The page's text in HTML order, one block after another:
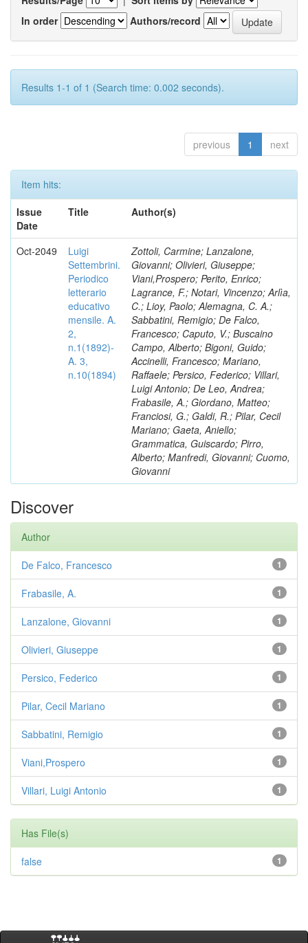
In order
Authors/record
Results 1-1 of 1 (Search time: 0.002 seconds).
previous 1 next
Item hits:
Issue
Date
Title Author(s)
Oct-2049
Luigi
Settembrini.
Periodico
letterario
educativo
mensile. A.
2,
n.1(1892)-
A. 3,
n.10(1894)
Zottoli, Carmine; Lanzalone,
Giovanni; Olivieri, Giuseppe;
Viani,Prospero; Perito, Enrico;
Lagrance, F.; Notari, Vincenzo; Arlìa,
C.; Lioy, Paolo; Alemagna, C. A.;
Sabbatini, Remigio; De Falco,
Francesco; Caputo, V.; Buscaino
Campo, Alberto; Bigoni, Guido;
Accinelli, Francesco; Mariano,
Raffaele; Persico, Federico; Villari,
Luigi Antonio; De Leo, Andrea;
Frabasile, A.; Giordano, Matteo;
Franciosi, G.; Galdi, R.; Pilar, Cecil
Mariano; Gaeta, Aniello;
Grammatica, Guiscardo; Pirro,
Alberto; Manfredi, Giovanni; Cuomo,
Giovanni
Discover
Author
1
De Falco, Francesco
1
Frabasile, A.
1
Lanzalone, Giovanni
1
Olivieri, Giuseppe
1
Persico, Federico
1
Pilar, Cecil Mariano
1
Sabbatini, Remigio
1
Viani,Prospero
1
Villari, Luigi Antonio
Has File(s)
1
false